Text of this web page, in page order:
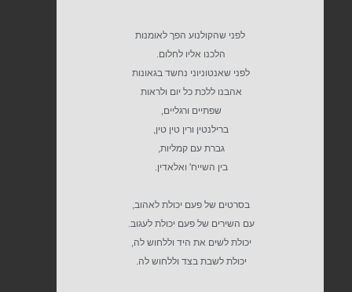
לפני שהקולנוע הפך לאומנות
הלכנו אליו לחלום.
לפני שאנטוניוני נחשד בגאונות
אהבנו ללכת כל יום ולראות
שפתיים ורגליים,
ברילנטין ורין טין טין,
גברת עם קמליות,
בין השייח' ואלאדין.
בסרטים של פעם יכולת לאהוב,
עם השירים של פעם יכולת לעגוב.
יכולת לשים את היד וללחוש לה,
יכולת לשבת בצד וללחוש לה.